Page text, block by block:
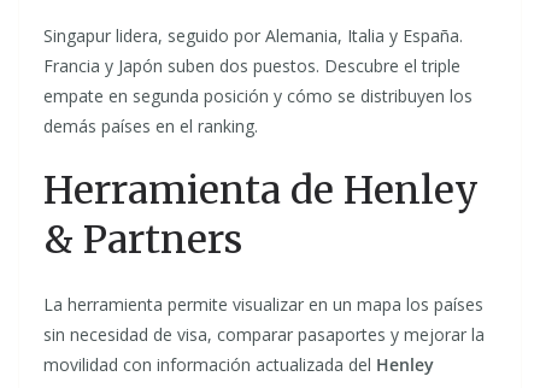
Singapur lidera, seguido por Alemania, Italia y España.
Francia y Japón suben dos puestos. Descubre el triple
empate en segunda posición y cómo se distribuyen los
demás países en el ranking.
Herramienta de Henley
& Partners
La herramienta permite visualizar en un mapa los países
sin necesidad de visa, comparar pasaportes y mejorar la
movilidad con información actualizada del Henley